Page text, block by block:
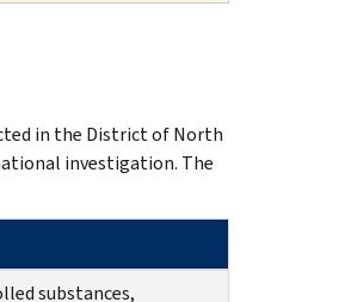
in the District of North
investigation. The
substances,